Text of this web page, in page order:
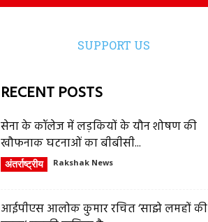
SUPPORT US
RECENT POSTS
सेना के कॉलेज में लड़कियों के यौन शोषण की
खौफनाक घटनाओं का बीबीसी...
अंतर्राष्ट्रीय Rakshak News
आईपीएस आलोक कुमार रचित ‘साझे लमहों की